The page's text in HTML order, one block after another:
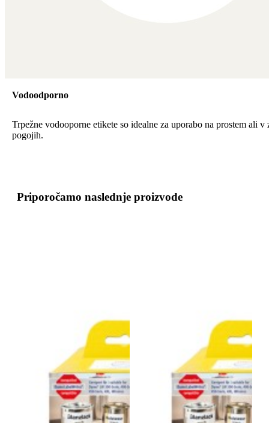
Vodoodporno
Trpežne vodooporne etikete so idealne za uporabo na prostem ali v
pogojih.
Priporočamo naslednje proizvode